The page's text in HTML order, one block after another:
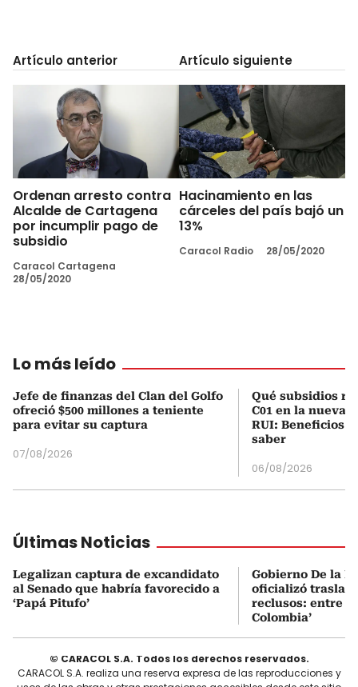
Artículo anterior
Ordenan arresto contra
Alcalde de Cartagena
por incumplir pago de
subsidio
Caracol Cartagena
28/05/2020
Artículo siguiente
Hacinamiento en las
cárceles del país bajó un
13%
Caracol Radio 28/05/2020
Lo más leído
Jefe de finanzas del Clan del Golfo
ofreció $500 millones a teniente
para evitar su captura
07/08/2026
Qué subsidios
C01 en la nueva
RUI: Beneficios
saber
06/08/2026
Últimas Noticias
Legalizan captura de excandidato
al Senado que habría favorecido a
‘Papá Pitufo’
Gobierno De la
oficializó
reclusos: entre
Colombia’
© CARACOL S.A. Todos los derechos reservados.
CARACOL S.A. realiza una reserva expresa de las reproducciones y